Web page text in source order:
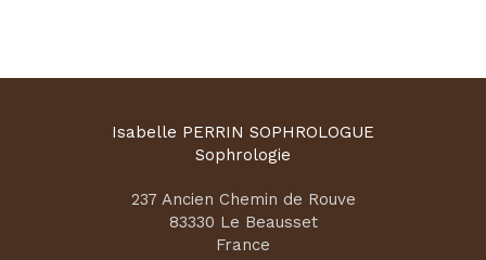
Isabelle PERRIN SOPHROLOGUE
Sophrologie
237 Ancien Chemin de Rouve
83330 Le Beausset
France